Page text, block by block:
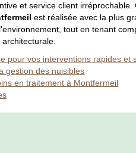
et service client irréprochable.
est réalisée avec la plus
tout en tenant
pour vos interventions rapides et
gestion des nuisibles
en traitement à Montfermeil